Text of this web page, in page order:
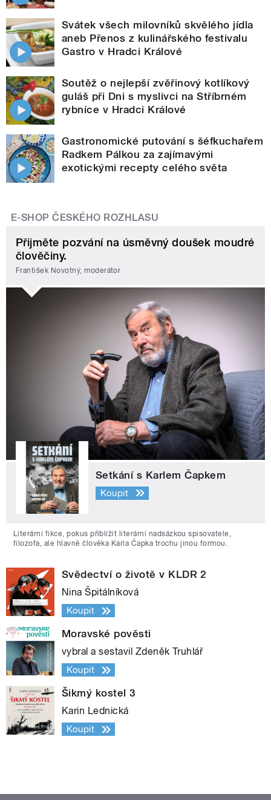
Svátek všech milovníků skvělého jídla
aneb Přenos z kulinářského festivalu
Gastro v Hradci Králové
Soutěž o nejlepší zvěřinový kotlíkový
guláš při Dni s myslivci na Stříbrném
rybníce v Hradci Králové
Gastronomické putování s šéfkuchařem
Radkem Pálkou za zajímavými
exotickými recepty celého světa
E-SHOP ČESKÉHO ROZHLASU
Přijměte pozvání na úsměvný doušek moudré
člověčiny.
František Novotný, moderátor
Setkání s Karlem Čapkem
Koupit
Literární fikce, pokus přiblížit literární nadsázkou spisovatele,
filozofa, ale hlavně člověka Karla Čapka trochu jinou formou.
Svědectví o životě v KLDR 2
Nina Špitálníková
Koupit
Moravské pověsti
vybral a sestavil Zdeněk Truhlář
Koupit
Šikmý kostel 3
Karin Lednická
Koupit